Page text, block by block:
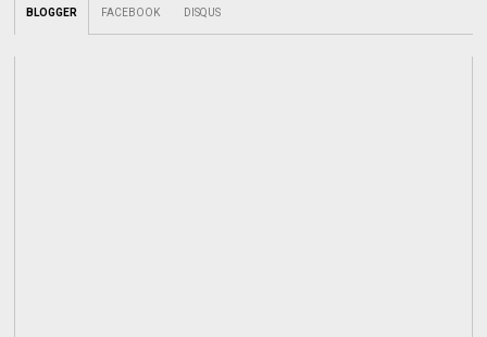
BLOGGER FACEBOOK DISQUS